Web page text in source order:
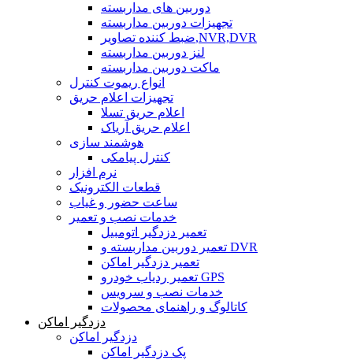
دوربین های مداربسته
تجهیزات دوربین مداربسته
ضبط کننده تصاویر,NVR,DVR
لنز دوربین مداربسته
ماکت دوربین مداربسته
انواع ریموت کنترل
تجهیزات اعلام حریق
اعلام حریق تسلا
اعلام حریق آریاک
هوشمند سازی
کنترل پیامکی
نرم افزار
قطعات الکترونیک
ساعت حضور و غیاب
خدمات نصب و تعمیر
تعمیر دزدگیر اتومبیل
تعمیر دوربین مداربسته و DVR
تعمیر دزدگیر اماکن
تعمیر ردیاب خودرو GPS
خدمات نصب و سرویس
کاتالوگ و راهنمای محصولات
دزدگیر اماکن
دزدگیر اماکن
پک دزدگیر اماکن